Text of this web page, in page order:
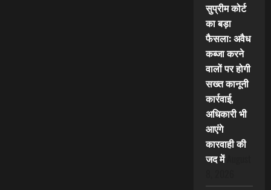
सुप्रीम कोर्ट
का बड़ा
फैसला: अवैध
कब्जा करने
वालों पर होगी
सख्त कानूनी
कार्रवाई,
अधिकारी भी
आएंगे
कारवाही की
जद में